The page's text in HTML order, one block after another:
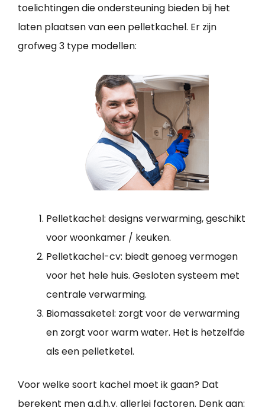
toelichtingen die ondersteuning bieden bij het
laten plaatsen van een pelletkachel. Er zijn
grofweg 3 type modellen:
Pelletkachel: designs verwarming, geschikt
voor woonkamer / keuken.
Pelletkachel-cv: biedt genoeg vermogen
voor het hele huis. Gesloten systeem met
centrale verwarming.
Biomassaketel: zorgt voor de verwarming
en zorgt voor warm water. Het is hetzelfde
als een pelletketel.
Voor welke soort kachel moet ik gaan? Dat
berekent men a.d.h.v. allerlei factoren. Denk aan: